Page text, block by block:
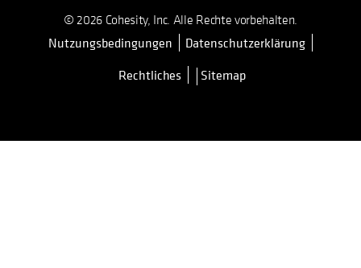
© 2026 Cohesity, Inc. Alle Rechte vorbehalten.
Nutzungsbedingungen wird in einer neuen Registerkarte
Datenschutzerklärung
Rechtliches
Sitemap